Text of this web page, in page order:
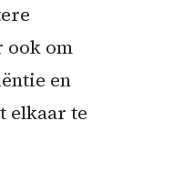
ook om
en
elkaar te